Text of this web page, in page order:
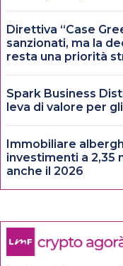
Direttiva “Case
sanzionati, ma la
resta una priorità
Spark Business
leva di valore per
Immobiliare
investimenti a 2,35
anche il 2026